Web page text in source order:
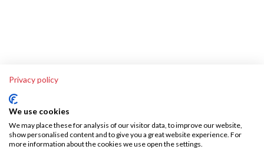
Privacy policy
We use cookies
We may place these for analysis of our visitor data, to improve our website,
show personalised content and to give you a great website experience. For
more information about the cookies we use open the settings.